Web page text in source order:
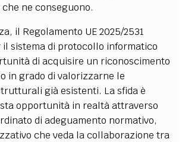
ne conseguono.
il Regolamento UE 2025/2531
sistema di protocollo informatico
di acquisire un riconoscimento
in grado di valorizzarne le
già esistenti. La sfida è
opportunità in realtà attraverso
di adeguamento normativo,
che veda la collaborazione tra